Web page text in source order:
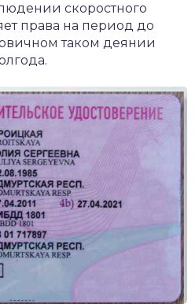
скоростного
права на период до
таком деянии